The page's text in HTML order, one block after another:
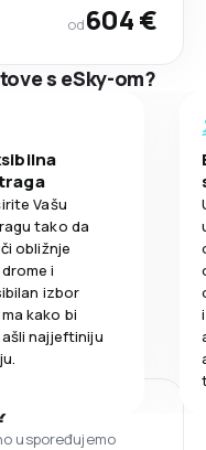
od604 €
s eSky-om?
Vašu
tako da
obližnje
i
izbor
kako bi
najjeftiniju
uspoređujemo